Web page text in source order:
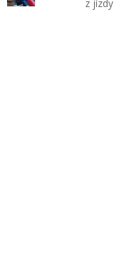
z jízdy